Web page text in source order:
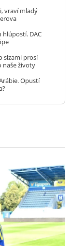
vraví mladý
DAC
slzami prosí
naše životy
Opustí